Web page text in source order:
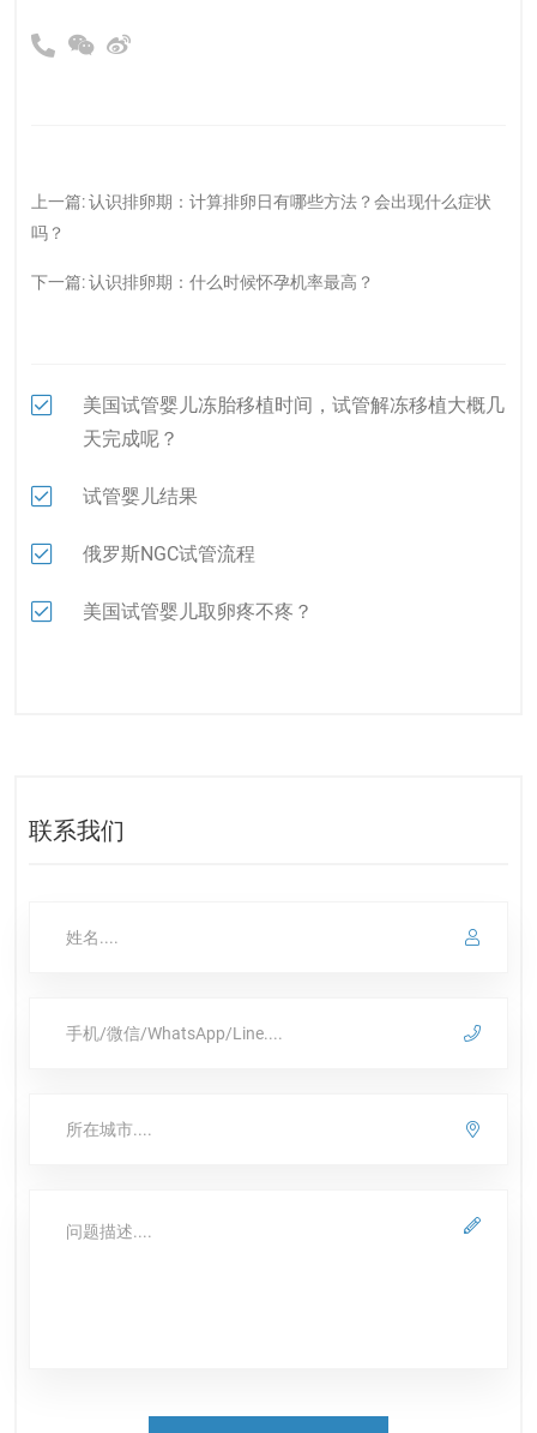
上一篇:认识排卵期：计算排卵日有哪些方法？会出现什么症状
吗？
下一篇:认识排卵期：什么时候怀孕机率最高？
美国试管婴儿冻胎移植时间，试管解冻移植大概几
天完成呢？
试管婴儿结果
俄罗斯NGC试管流程
美国试管婴儿取卵疼不疼？
联系我们